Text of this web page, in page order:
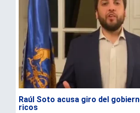
Raúl Soto acusa giro del
ricos